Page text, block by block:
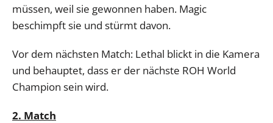
müssen, weil sie gewonnen haben. Magic
beschimpft sie und stürmt davon.
Vor dem nächsten Match: Lethal blickt in die Kamera
und behauptet, dass er der nächste ROH World
Champion sein wird.
2. Match